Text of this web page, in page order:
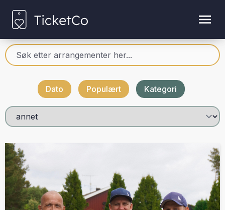
Dato Populært Kategori